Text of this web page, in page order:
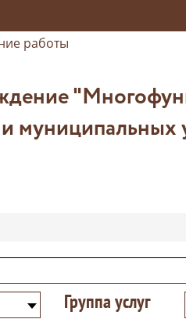
работы
муниципальных
Группа услуг